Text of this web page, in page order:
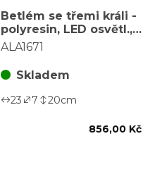
Betlém se třemi králi -
polyresin, LED osvětl.,
barva hnědá
ALA1671
Skladem
23 7 20cm
856,00 Kč